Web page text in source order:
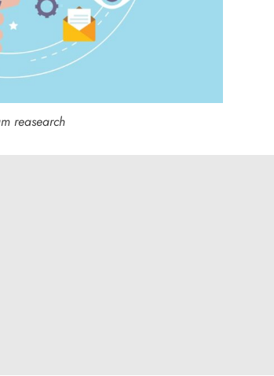
reasearch